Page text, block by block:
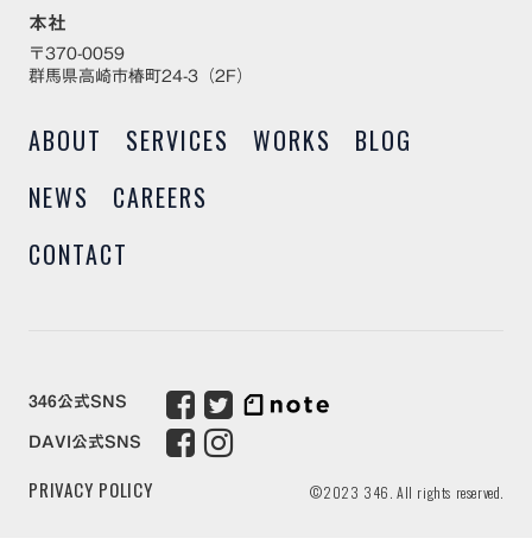
本社
〒370-0059
群馬県高崎市椿町24-3（2F）
ABOUT SERVICES WORKS
BLOG
NEWS
CAREERS
CONTACT
346公式SNS
DAVI公式SNS
PRIVACY POLICY ©2023 346. All rights reserved.